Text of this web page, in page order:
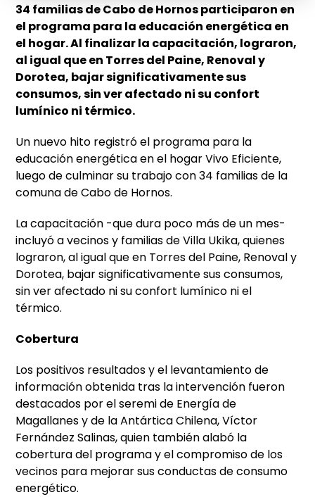
34 familias de Cabo de Hornos participaron en
el programa para la educación energética en
el hogar. Al finalizar la capacitación, lograron,
al igual que en Torres del Paine, Renoval y
Dorotea, bajar significativamente sus
consumos, sin ver afectado ni su confort
lumínico ni térmico.
Un nuevo hito registró el programa para la
educación energética en el hogar Vivo Eficiente,
luego de culminar su trabajo con 34 familias de la
comuna de Cabo de Hornos.
La capacitación -que dura poco más de un mes-
incluyó a vecinos y familias de Villa Ukika, quienes
lograron, al igual que en Torres del Paine, Renoval y
Dorotea, bajar significativamente sus consumos,
sin ver afectado ni su confort lumínico ni el
térmico.
Cobertura
Los positivos resultados y el levantamiento de
información obtenida tras la intervención fueron
destacados por el seremi de Energía de
Magallanes y de la Antártica Chilena, Víctor
Fernández Salinas, quien también alabó la
cobertura del programa y el compromiso de los
vecinos para mejorar sus conductas de consumo
energético.